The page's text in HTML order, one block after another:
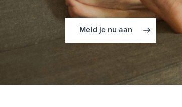
Meld je nu aan